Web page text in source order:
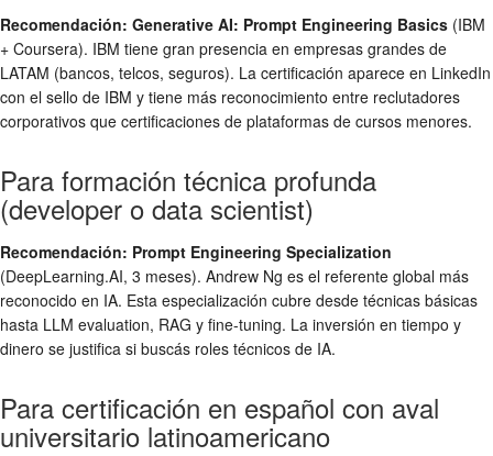
Recomendación: Generative AI: Prompt Engineering Basics (IBM
+ Coursera). IBM tiene gran presencia en empresas grandes de
LATAM (bancos, telcos, seguros). La certificación aparece en LinkedIn
con el sello de IBM y tiene más reconocimiento entre reclutadores
corporativos que certificaciones de plataformas de cursos menores.
Para formación técnica profunda
(developer o data scientist)
Recomendación: Prompt Engineering Specialization
(DeepLearning.AI, 3 meses). Andrew Ng es el referente global más
reconocido en IA. Esta especialización cubre desde técnicas básicas
hasta LLM evaluation, RAG y fine-tuning. La inversión en tiempo y
dinero se justifica si buscás roles técnicos de IA.
Para certificación en español con aval
universitario latinoamericano